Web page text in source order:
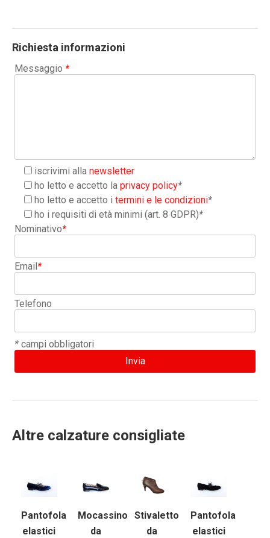
Richiesta informazioni
Messaggio *
iscrivimi allanewsletter
ho letto e accetto laprivacy policy*
ho letto e accetto itermini e le condizioni*
ho i requisiti di età minimi (art. 8 GDPR)*
Nominativo*
Email*
Telefono
* campi obbligatori
Altre calzature consigliate
Pantofola
elastici
Mocassino
da
Stivaletto
da
Pantofola
elastici